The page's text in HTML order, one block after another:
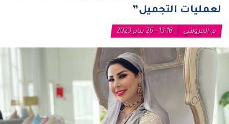
لعمليات التجميل”
م. الحروشي 13:18 - 26 يناير 2023